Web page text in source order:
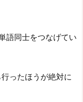
語同士をつなげてい
ったほうが絶対に